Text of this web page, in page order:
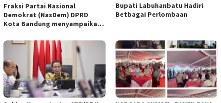
Fraksi Partai Nasional
Demokrat (NasDem) DPRD
Kota Bandung menyampaikan
empat Rancangan Peraturan
Daerah (Raperda) yang
diajukan Pemerintah Kota
Bandung
Bupati Labuhanbatu Hadiri
Betbagai Perlombaan